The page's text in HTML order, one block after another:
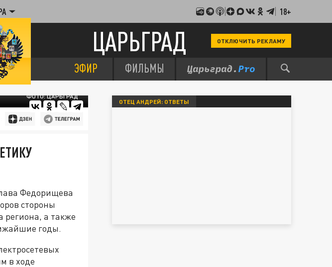
18+
ЦАРЬГРАД ОТКЛЮЧИТЬ РЕКЛАМУ
ЭФИР ФИЛЬМЫ
ФОТО: ЦАРЬГРАД
Федорищева
стороны
региона, а также
годы.
в ходе
ОТЕЦ АНДРЕЙ: ОТВЕТЫ